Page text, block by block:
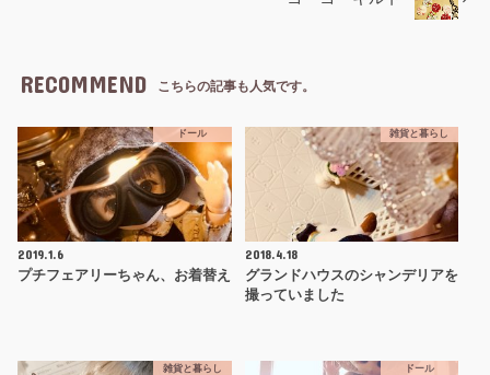
RECOMMEND こちらの記事も人気です。
ドール
2019.1.6
プチフェアリーちゃん、お着替え
雑貨と暮らし
2018.4.18
グランドハウスのシャンデリアを
撮っていました
雑貨と暮らし ドール